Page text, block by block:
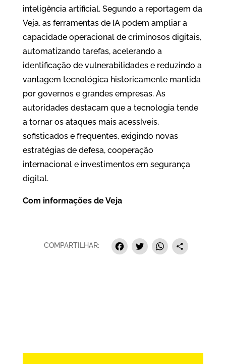
inteligência artificial. Segundo a reportagem da
Veja, as ferramentas de IA podem ampliar a
capacidade operacional de criminosos digitais,
automatizando tarefas, acelerando a
identificação de vulnerabilidades e reduzindo a
vantagem tecnológica historicamente mantida
por governos e grandes empresas. As
autoridades destacam que a tecnologia tende
a tornar os ataques mais acessíveis,
sofisticados e frequentes, exigindo novas
estratégias de defesa, cooperação
internacional e investimentos em segurança
digital.
Com informações deVeja
COMPARTILHAR: Facebook
Twitter